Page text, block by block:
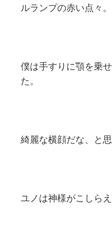
ルランプの赤い点々。
僕は手すりに顎を乗
た。
綺麗な横顔だな、と思
ユノは神様がこしらえ